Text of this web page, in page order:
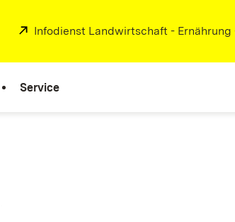
Extern:
Infodienst Landwirtschaft - Ernährung
Service